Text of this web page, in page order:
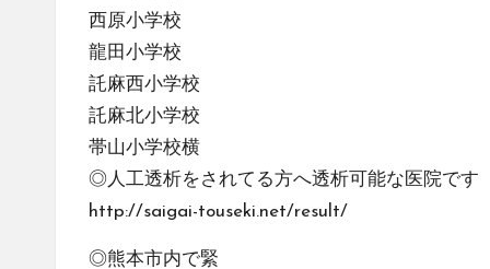
西原小学校
龍田小学校
託麻西小学校
託麻北小学校
帯山小学校横
◎人工透析をされてる方へ透析可能な医院です
http://saigai-touseki.net/result/
◎熊本市内で緊